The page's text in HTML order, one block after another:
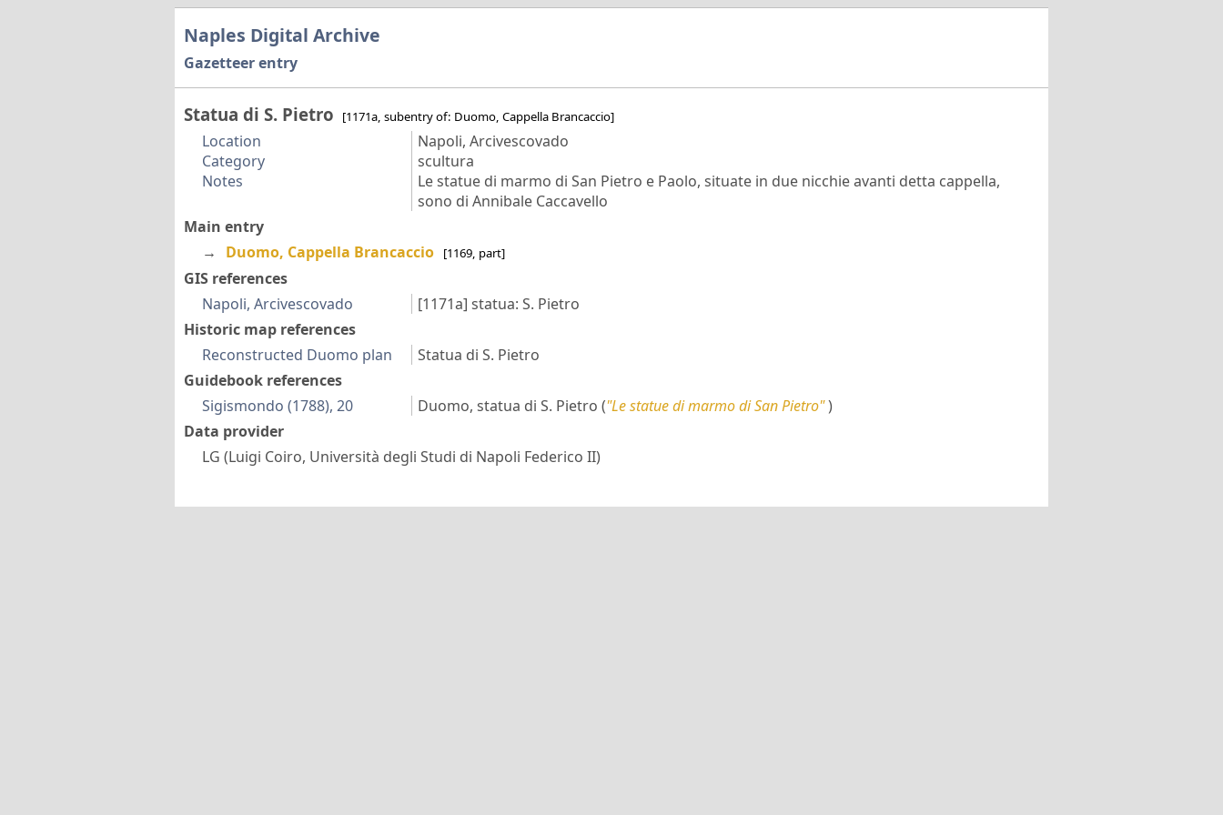
Naples Digital Archive
Gazetteer entry
Statua di S. Pietro [1171a, subentry of: Duomo, Cappella Brancaccio]
Location
Napoli, Arcivescovado
Category
scultura
Notes
Le statue di marmo di San Pietro e Paolo, situate in due nicchie avanti detta cappella,
sono di Annibale Caccavello
Main entry
→
Duomo, Cappella Brancaccio [1169, part]
GIS references
Napoli, Arcivescovado
[1171a] statua: S. Pietro
Historic map references
Reconstructed Duomo plan
Statua di S. Pietro
Guidebook references
Sigismondo (1788), 20
Duomo, statua di S. Pietro ("Le statue di marmo di San Pietro")
Data provider
LG (Luigi Coiro, Università degli Studi di Napoli Federico II)